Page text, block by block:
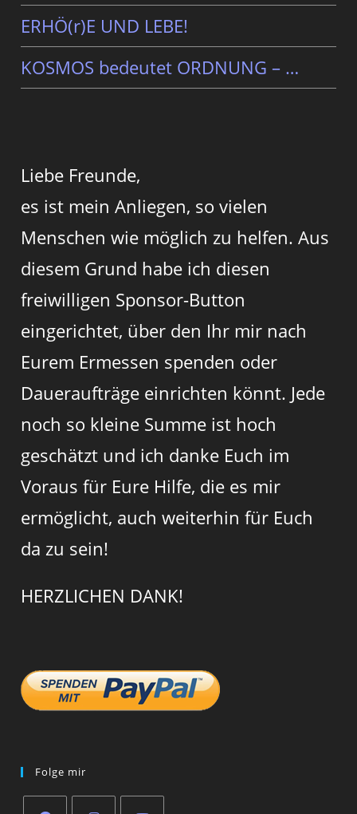
ERHÖ(r)E UND LEBE!
KOSMOS bedeutet ORDNUNG – …
Liebe Freunde,
es ist mein Anliegen, so vielen
Menschen wie möglich zu helfen. Aus
diesem Grund habe ich diesen
freiwilligen Sponsor-Button
eingerichtet, über den Ihr mir nach
Eurem Ermessen spenden oder
Daueraufträge einrichten könnt. Jede
noch so kleine Summe ist hoch
geschätzt und ich danke Euch im
Voraus für Eure Hilfe, die es mir
ermöglicht, auch weiterhin für Euch
da zu sein!
HERZLICHEN DANK!
Folge mir